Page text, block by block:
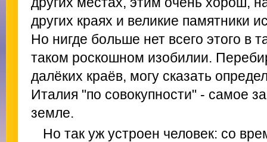
других краях и великие памятники
Но нигде больше нет всего этого в
таком роскошном изобилии.
далёких краёв, могу сказать
Италия "по совокупности" - самое
земле.
Но так уж устроен человек: со